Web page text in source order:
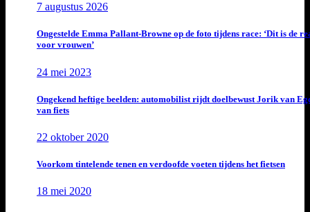
7 augustus 2026
Ongestelde Emma Pallant-Browne op de foto tijdens race: ‘Dit is de
voor vrouwen’
24 mei 2023
Ongekend heftige beelden: automobilist rijdt doelbewust Jorik van
van fiets
22 oktober 2020
Voorkom tintelende tenen en verdoofde voeten tijdens het fietsen
18 mei 2020